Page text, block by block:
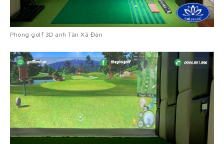
Phòng golf 3D anh Tân Xã Đàn